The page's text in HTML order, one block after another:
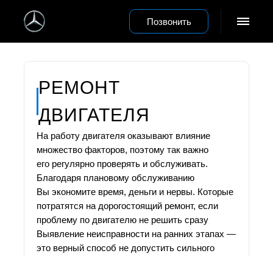
Позвонить
РЕМОНТ
ДВИГАТЕЛЯ
На работу двигателя оказывают влияние
множество факторов, поэтому так важно
его регулярно проверять и обслуживать.
Благодаря плановому обслуживанию
Вы экономите время, деньги и нервы. Которые
потратятся на дорогостоящий ремонт, если
проблему по двигателю не решить сразу
Выявление неисправности на ранних этапах —
это верный способ не допустить сильного